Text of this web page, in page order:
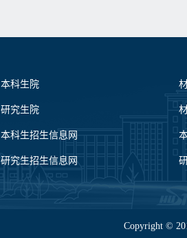
本科生院
研究生院
本科生招生信息网
研究生招生信息网
Copyright ©